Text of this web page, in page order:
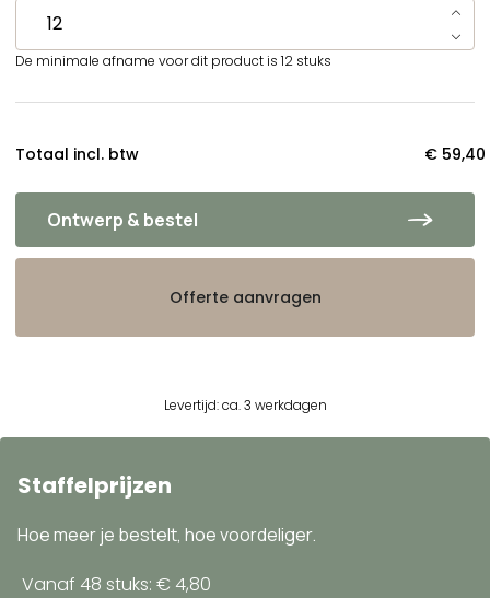
Ontwerp & bestel
De minimale afname voor dit product is 12 stuks
Totaal incl. btw € 59,40
Offerte aanvragen
Levertijd: ca. 3 werkdagen
Staffelprijzen
Hoe meer je bestelt, hoe voordeliger.
Vanaf 48 stuks: € 4,80